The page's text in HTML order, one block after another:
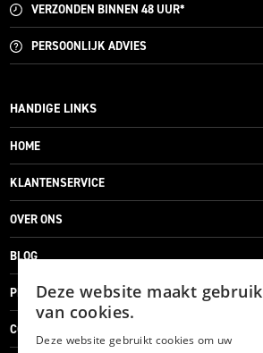
VERZONDEN BINNEN 48 UUR*
PERSOONLIJKADVIES
HANDIGE LINKS
HOME
KLANTENSERVICE
OVER ONS
BLOG
PRIVACYVERKLARING
COOKIES
Deze website maakt gebruik
van cookies.
Deze website gebruikt cookies om uw